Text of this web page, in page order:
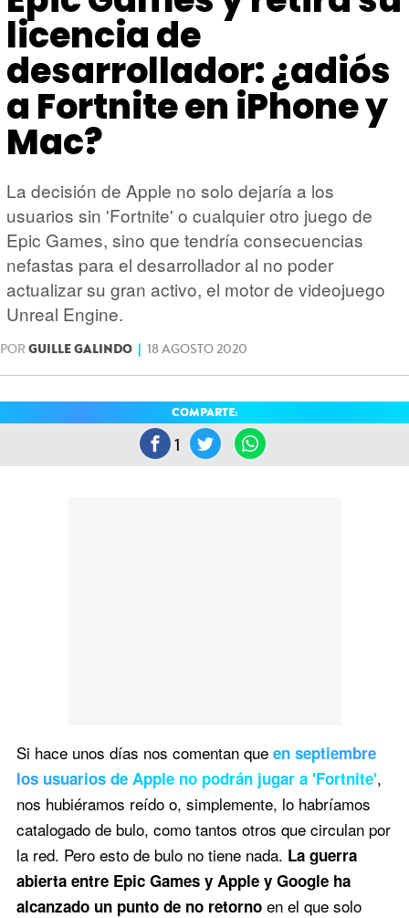
licencia de
desarrollador: ¿adiós
a Fortnite en iPhone y
Mac?
La decisión de Apple no solo dejaría a los
usuarios sin 'Fortnite' o cualquier otro juego de
Epic Games, sino que tendría consecuencias
nefastas para el desarrollador al no poder
actualizar su gran activo, el motor de videojuego
Unreal Engine.
POR GUILLE GALINDO | 18 AGOSTO 2020
COMPARTE:
1
Si hace unos días nos comentan que en septiembre
los usuarios de Apple no podrán jugar a 'Fortnite',
nos hubiéramos reído o, simplemente, lo habríamos
catalogado de bulo, como tantos otros que circulan por
la red. Pero esto de bulo no tiene nada. La guerra
abierta entre Epic Games y Apple y Google ha
alcanzado un punto de no retornoen el que solo